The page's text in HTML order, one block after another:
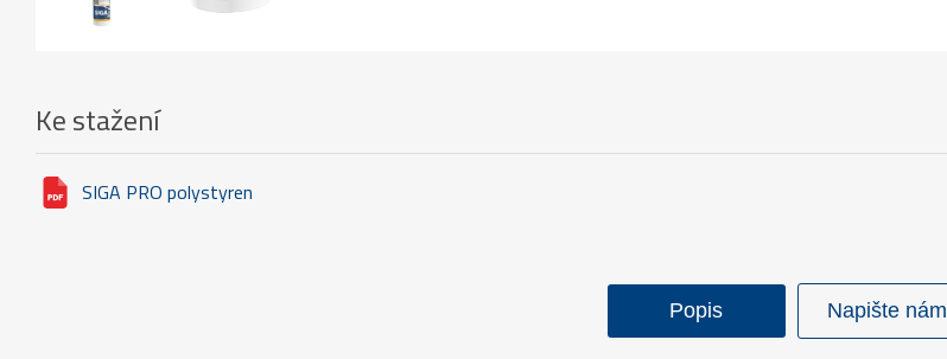
Ke stažení
SIGA PRO polystyren
Popis Napište nám